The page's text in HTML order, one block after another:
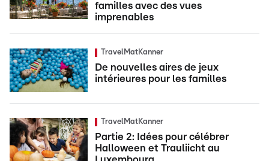
familles avec des vues
imprenables
TravelMatKanner
De nouvelles aires de jeux
intérieures pour les familles
TravelMatKanner
Partie 2: Idées pour célébrer
Halloween et Trauliicht au